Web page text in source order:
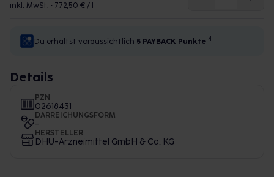
inkl. MwSt. • 772,50 € / l
Du erhältst voraussichtlich 5 PAYBACK Punkte 4
Details
PZN
02618431
DARREICHUNGSFORM
-
HERSTELLER
DHU-Arzneimittel GmbH & Co. KG